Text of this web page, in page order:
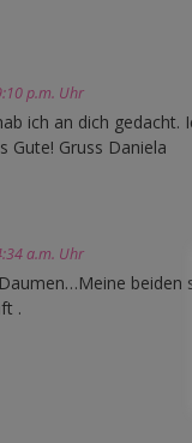
p.m. Uhr
ich an dich
Gute! Gruss Daniela
a.m. Uhr
.